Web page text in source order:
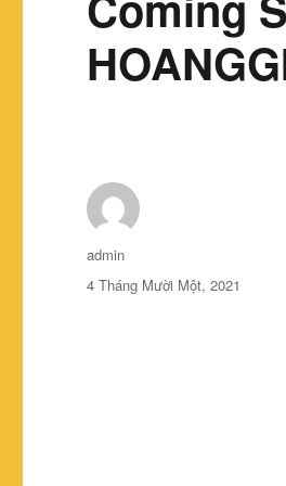
Tác
giả
admin
Đăng
4 Tháng Mười Một, 2021